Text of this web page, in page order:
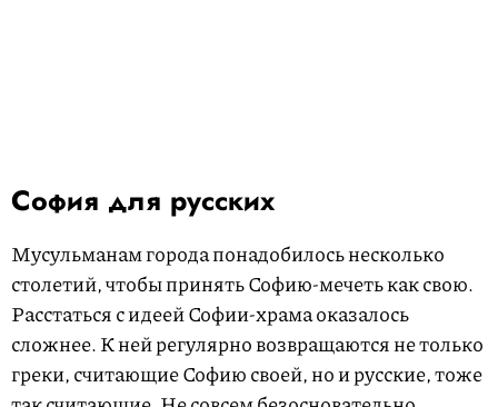
София для русских
Мусульманам города понадобилось несколько
столетий, чтобы принять Софию-мечеть как свою.
Расстаться с идеей Софии-храма оказалось
сложнее. К ней регулярно возвращаются не только
греки, считающие Софию своей, но и русские, тоже